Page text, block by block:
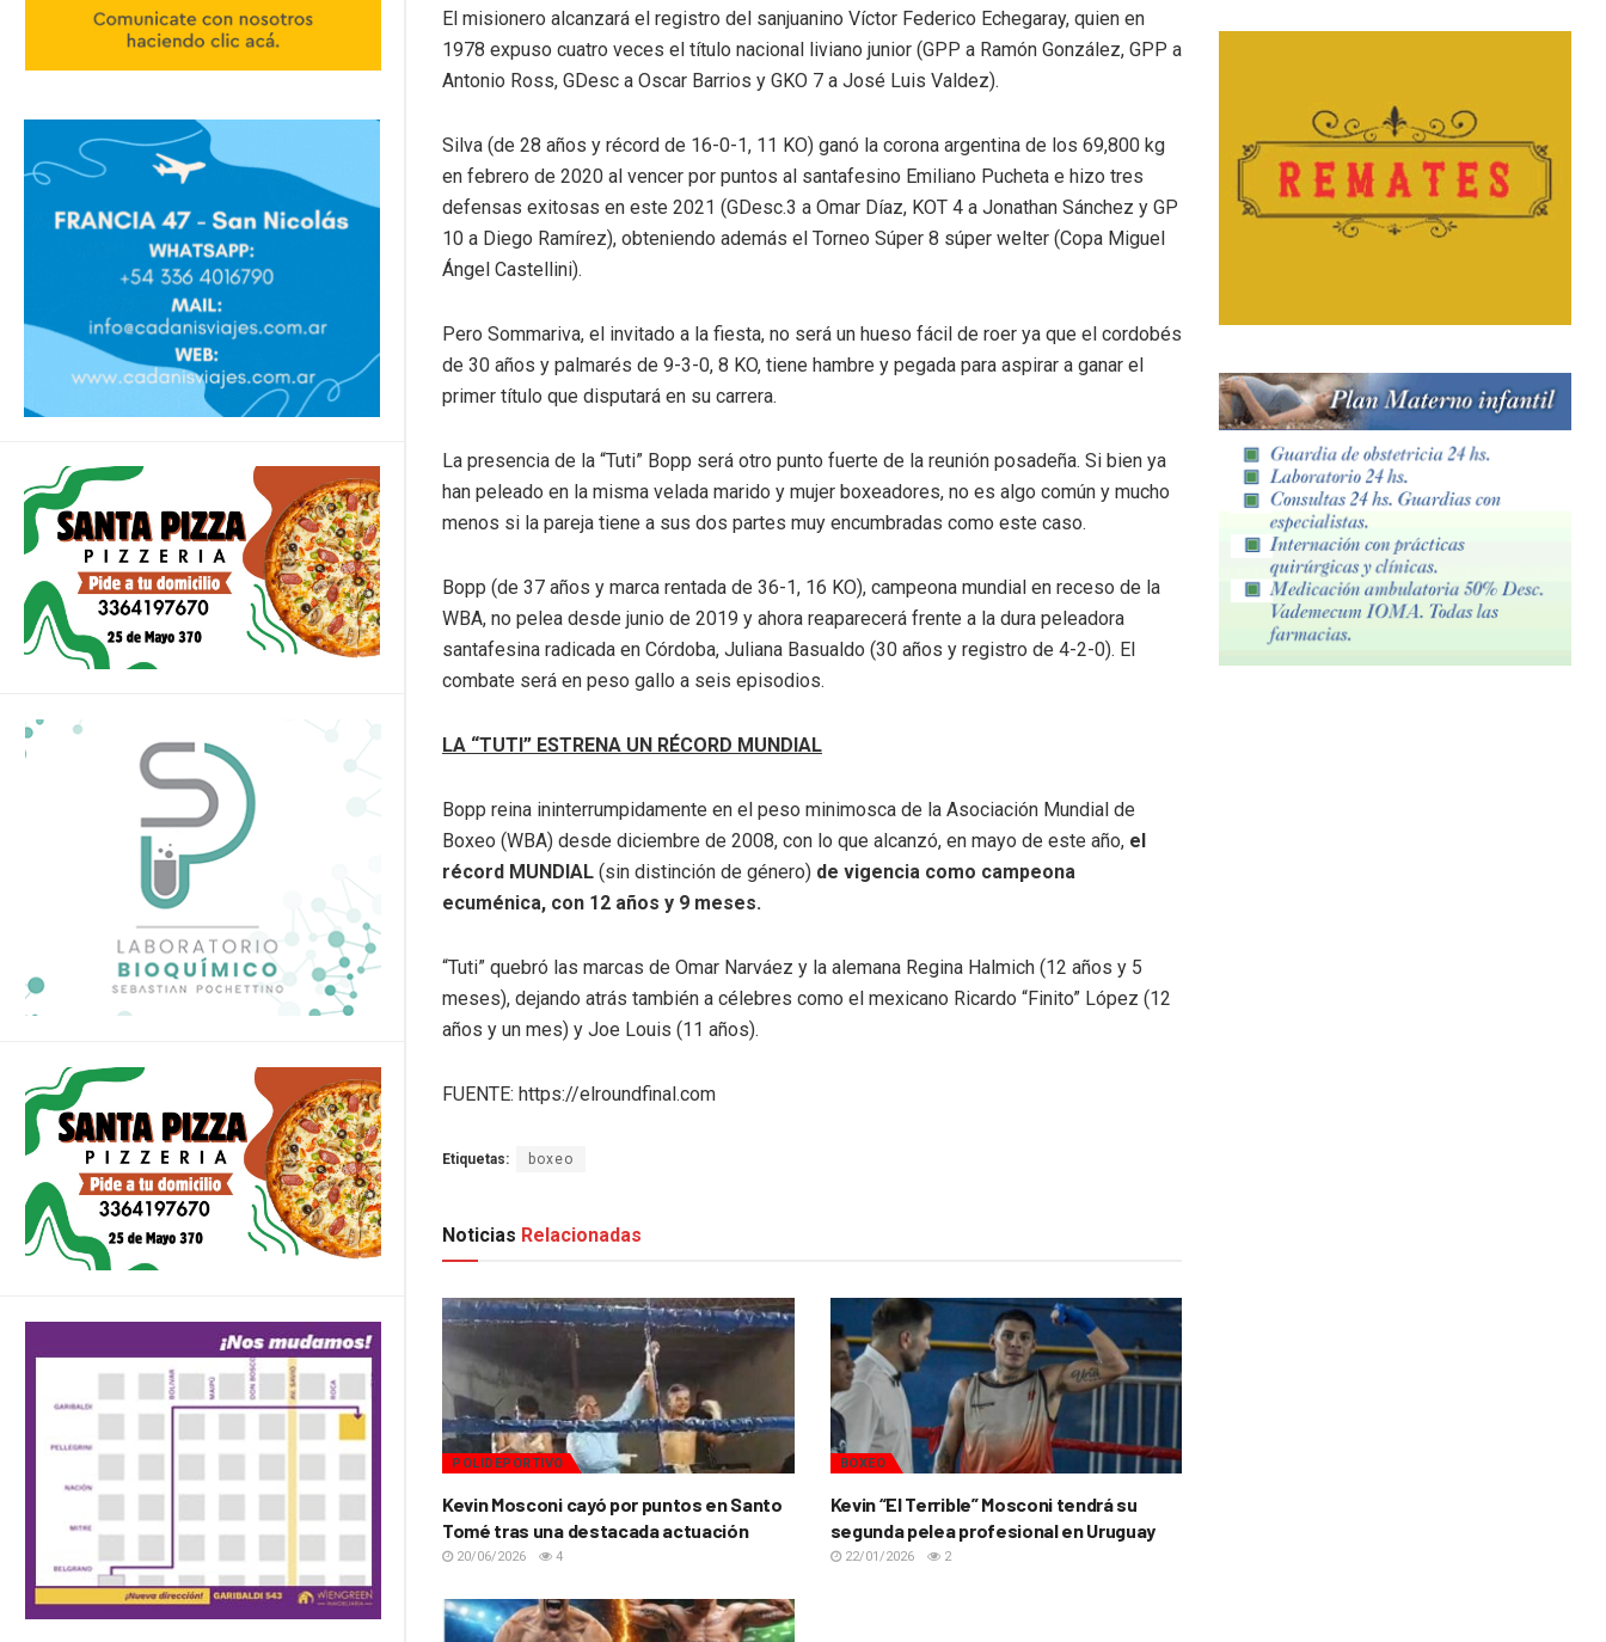
El misionero alcanzará el registro del sanjuanino Víctor Federico Echegaray, quien en
1978 expuso cuatro veces el título nacional liviano junior (GPP a Ramón González, GPP a
Antonio Ross, GDesc a Oscar Barrios y GKO 7 a José Luis Valdez).
Silva (de 28 años y récord de 16-0-1, 11 KO) ganó la corona argentina de los 69,800 kg
en febrero de 2020 al vencer por puntos al santafesino Emiliano Pucheta e hizo tres
defensas exitosas en este 2021 (GDesc.3 a Omar Díaz, KOT 4 a Jonathan Sánchez y GP
10 a Diego Ramírez), obteniendo además el Torneo Súper 8 súper welter (Copa Miguel
Ángel Castellini).
Pero Sommariva, el invitado a la fiesta, no será un hueso fácil de roer ya que el cordobés
de 30 años y palmarés de 9-3-0, 8 KO, tiene hambre y pegada para aspirar a ganar el
primer título que disputará en su carrera.
La presencia de la “Tuti” Bopp será otro punto fuerte de la reunión posadeña. Si bien ya
han peleado en la misma velada marido y mujer boxeadores, no es algo común y mucho
menos si la pareja tiene a sus dos partes muy encumbradas como este caso.
Bopp (de 37 años y marca rentada de 36-1, 16 KO), campeona mundial en receso de la
WBA, no pelea desde junio de 2019 y ahora reaparecerá frente a la dura peleadora
santafesina radicada en Córdoba, Juliana Basualdo (30 años y registro de 4-2-0). El
combate será en peso gallo a seis episodios.
LA “TUTI” ESTRENA UN RÉCORD MUNDIAL
Bopp reina ininterrumpidamente en el peso minimosca de la Asociación Mundial de
Boxeo (WBA) desde diciembre de 2008, con lo que alcanzó, en mayo de este año, el
récord MUNDIAL (sin distinción de género) de vigencia como campeona
ecuménica, con 12 años y 9 meses.
“Tuti” quebró las marcas de Omar Narváez y la alemana Regina Halmich (12 años y 5
meses), dejando atrás también a célebres como el mexicano Ricardo “Finito” López (12
años y un mes) y Joe Louis (11 años).
FUENTE: https://elroundfinal.com
Etiquetas: boxeo
Noticias Relacionadas
POLIDEPORTIVO
Kevin Mosconi cayó por puntos en Santo
Tomé tras una destacada actuación
20/06/2026 4
BOXEO
Kevin “El Terrible” Mosconi tendrá su
segunda pelea profesional en Uruguay
22/01/2026 2